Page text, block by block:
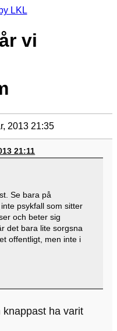
vi
2013 21:35
21:11
Se bara på
psykfall som sitter
och beter sig
det bara lite sorgsna
offentligt, men inte i
ha varit